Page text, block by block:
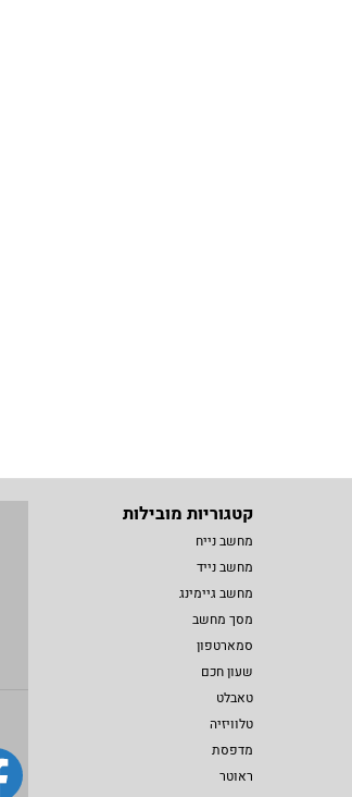
קטגוריות מובילות
מחשב נייח
מחשב נייד
מחשב גיימינג
מסך מחשב
סמארטפון
שעון חכם
טאבלט
טלוויזיה
מדפסת
ראוטר